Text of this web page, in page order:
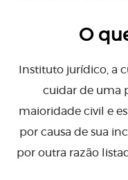
O
Instituto jurídico, a
cuidar de uma
maioridade civil e
por causa de sua
por outra razão